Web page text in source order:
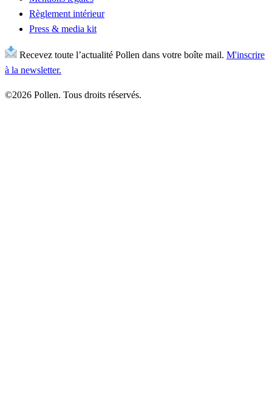
Règlement intérieur
Press & media kit
Recevez toute l’actualité Pollen dans votre boîte mail. M'inscrire
à la newsletter.
©2026 Pollen. Tous droits réservés.